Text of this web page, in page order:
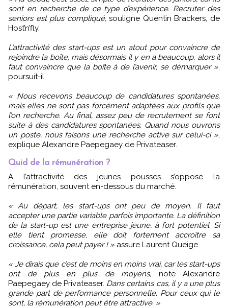
sont en recherche de ce type d’expérience. Recruter des
seniors est plus compliqué,souligne Quentin Brackers, de
Host’n’fly.
L’attractivité des start-ups est un atout pour convaincre de
rejoindre la boîte, mais désormais il y en a beaucoup, alors il
faut convaincre que la boîte à de l’avenir, se démarquer »,
poursuit-il.
« Nous recevons beaucoup de candidatures spontanées,
mais elles ne sont pas forcément adaptées aux profils que
l’on recherche. Au final, assez peu de recrutement se font
suite à des candidatures spontanées. Quand nous ouvrons
un poste, nous faisons une recherche active sur celui-ci »,
explique Alexandre Paepegaey de Privateaser.
Quid de la rémunération ?
A l’attractivité des jeunes pousses s’oppose la
rémunération, souvent en-dessous du marché.
« Au départ, les start-ups ont peu de moyen. Il faut
accepter une partie variable parfois importante. La définition
de la start-up est une entreprise jeune, à fort potentiel. Si
elle tient promesse, elle doit fortement accroître sa
croissance, cela peut payer ! » assure Laurent Queige.
« Je dirais que c’est de moins en moins vrai, car les start-ups
ont de plus en plus de moyens, note Alexandre
Paepegaey de Privateaser. Dans certains cas, il y a une plus
grande part de performance personnelle. Pour ceux qui le
sont, la rémunération peut être attractive. »